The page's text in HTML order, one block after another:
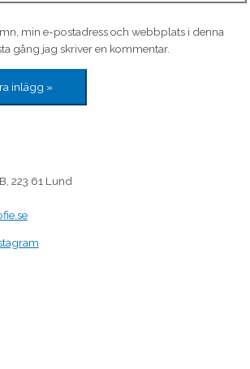
min e-postadress och webbplats i denna
gång jag skriver en kommentar.
223 61 Lund